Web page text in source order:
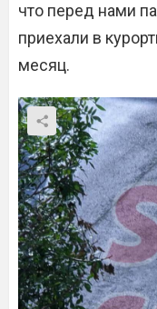
что перед нами
приехали в
месяц.